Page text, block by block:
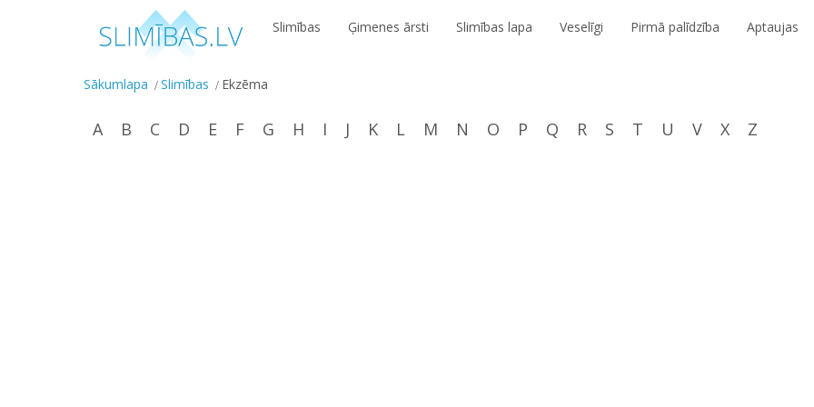
Slimības Ģimenes ārsti Slimības lapa Veselīgi Pirmā palīdzība Aptaujas
Sākumlapa Slimības Ekzēma
A B C D E F G H I J K L M N O P Q R S T U V X Z